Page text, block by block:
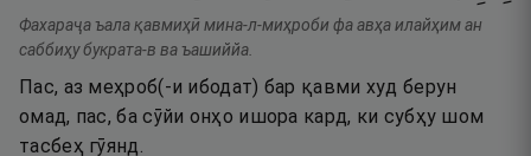
Фахараҷа ъала қавмиҳӣ мина-л-миҳроби фа авҳа илайҳим ан
саббиҳу букрата-в ва ъашиййа.
Пас, аз меҳроб(-и ибодат) бар қавми худ берун
омад, пас, ба сӯйи онҳо ишора кард, ки субҳу шом
тасбеҳ гӯянд.